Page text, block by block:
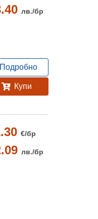
лв./бр
Подробно
Купи
€/бр
лв./бр